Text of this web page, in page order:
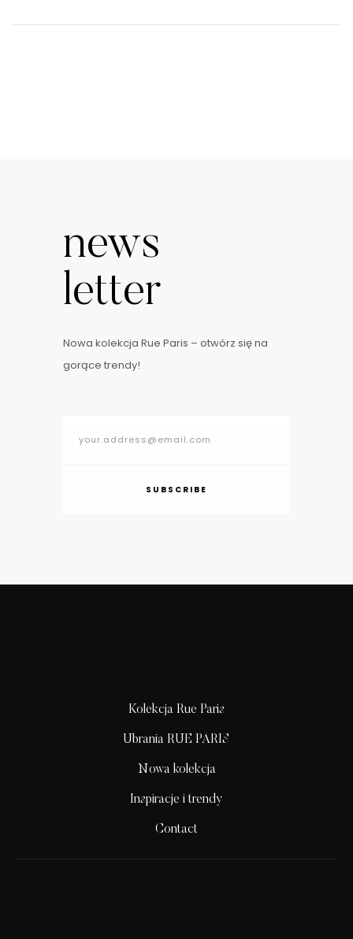
news
letter
Nowa kolekcja Rue Paris – otwórz się na
gorące trendy!
SUBSCRIBE
Kolekcja Rue Paris
Ubrania RUE PARIS
Nowa kolekcja
Inspiracje i trendy
Contact